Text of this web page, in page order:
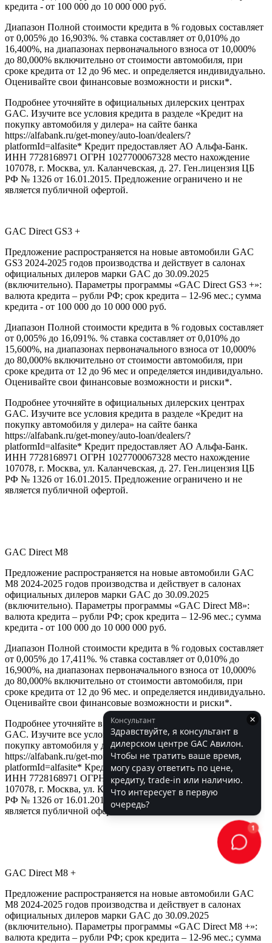
кредита - от 100 000 до 10 000 000 руб.
Диапазон Полной стоимости кредита в % годовых составляет
от 0,005% до 16,903%. % ставка составляет от 0,010% до
16,400%, на диапазонах первоначального взноса от 10,000%
до 80,000% включительно от стоимости автомобиля, при
сроке кредита от 12 до 96 мес. и определяется индивидуально.
Оценивайте свои финансовые возможности и риски*.
Подробнее уточняйте в официальных дилерских центрах
GAC. Изучите все условия кредита в разделе «Кредит на
покупку автомобиля у дилера» на сайте банка
https://alfabank.ru/get-money/auto-loan/dealers/?
platformId=alfasite* Кредит предоставляет АО Альфа-Банк.
ИНН 7728168971 ОГРН 1027700067328 место нахождение
107078, г. Москва, ул. Каланчевская, д. 27. Ген.лицензия ЦБ
РФ № 1326 от 16.01.2015. Предложение ограничено и не
является публичной офертой.
GAC Direct GS3 +
Предложение распространяется на новые автомобили GAC
GS3 2024-2025 годов производства и действует в салонах
официальных дилеров марки GAC до 30.09.2025
(включительно). Параметры программы «GAC Direct GS3 +»:
валюта кредита – рубли РФ; срок кредита – 12-96 мес.; сумма
кредита - от 100 000 до 10 000 000 руб.
Диапазон Полной стоимости кредита в % годовых составляет
от 0,005% до 16,091%. % ставка составляет от 0,010% до
15,600%, на диапазонах первоначального взноса от 10,000%
до 80,000% включительно от стоимости автомобиля, при
сроке кредита от 12 до 96 мес и определяется индивидуально.
Оценивайте свои финансовые возможности и риски*.
Подробнее уточняйте в официальных дилерских центрах
GAC. Изучите все условия кредита в разделе «Кредит на
покупку автомобиля у дилера» на сайте банка
https://alfabank.ru/get-money/auto-loan/dealers/?
platformId=alfasite* Кредит предоставляет АО Альфа-Банк.
ИНН 7728168971 ОГРН 1027700067328 место нахождение
107078, г. Москва, ул. Каланчевская, д. 27. Ген.лицензия ЦБ
РФ № 1326 от 16.01.2015. Предложение ограничено и не
является публичной офертой.
GAC Direct М8
Предложение распространяется на новые автомобили GAC
M8 2024-2025 годов производства и действует в салонах
официальных дилеров марки GAC до 30.09.2025
(включительно). Параметры программы «GAC Direct M8»:
валюта кредита – рубли РФ; срок кредита – 12-96 мес.; сумма
кредита - от 100 000 до 10 000 000 руб.
Диапазон Полной стоимости кредита в % годовых составляет
от 0,005% до 17,411%. % ставка составляет от 0,010% до
16,900%, на диапазонах первоначального взноса от 10,000%
до 80,000% включительно от стоимости автомобиля, при
сроке кредита от 12 до 96 мес. и определяется индивидуально.
Оценивайте свои финансовые возможности и риски*.
Подробнее уточняйте в официальных дилерских центрах
GAC. Изучите все условия кредита в разделе «Кредит на
покупку автомобиля у дилера» на сайте банка
https://alfabank.ru/get-money/auto-loan/dealers/?
platformId=alfasite* Кредит предоставляет АО Альфа-Банк.
ИНН 7728168971 ОГРН 1027700067328 место нахождение
107078, г. Москва, ул. Каланчевская, д. 27. Ген.лицензия ЦБ
РФ № 1326 от 16.01.2015. Предложение ограничено и не
является публичной офертой.
GAC Direct М8 +
Предложение распространяется на новые автомобили GAC
M8 2024-2025 годов производства и действует в салонах
официальных дилеров марки GAC до 30.09.2025
(включительно). Параметры программы «GAC Direct M8 +»:
валюта кредита – рубли РФ; срок кредита – 12-96 мес.; сумма